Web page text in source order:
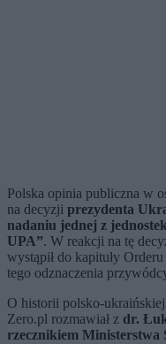
Polska opinia publiczna w
na decyzji prezydenta
nadaniu jednej z
UPA”. W reakcji na tę
wystąpił do kapituły
tego odznaczenia
O historii polsko-
Zero.pl rozmawiał z dr.
rzecznikiem Ministerstwa